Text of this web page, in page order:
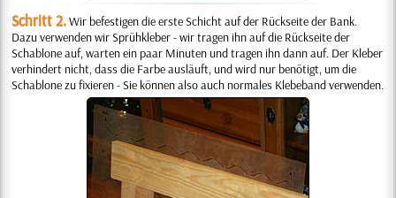
Schritt 2.Wir befestigen die erste Schicht auf der Rückseite der Bank.
Dazu verwenden wir Sprühkleber - wir tragen ihn auf die Rückseite der
Schablone auf, warten ein paar Minuten und tragen ihn dann auf. Der Kleber
verhindert nicht, dass die Farbe ausläuft, und wird nur benötigt, um die
Schablone zu fixieren - Sie können also auch normales Klebeband verwenden.